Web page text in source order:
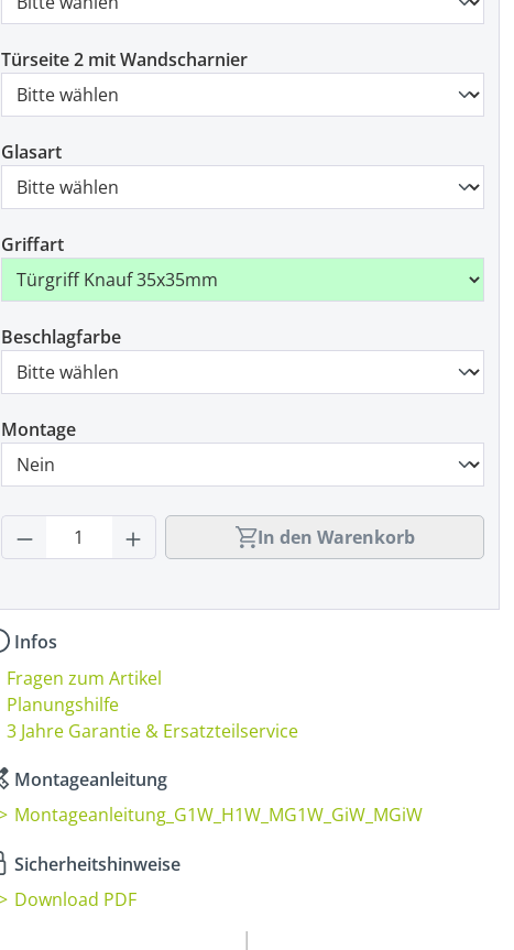
Türseite 2 mit Wandscharnier
Glasart
Griffart
Beschlagfarbe
Montage
Produkt Anzahl: Gib den gewünschten
In den Warenkorb
Infos
Fragen zum Artikel
Planungshilfe
3 Jahre Garantie & Ersatzteilservice
Montageanleitung
Montageanleitung_G1W_H1W_MG1W_GiW_MGiW
Sicherheitshinweise
Download PDF